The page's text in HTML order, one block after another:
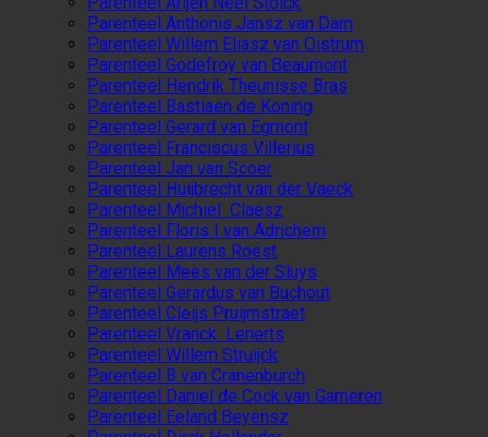
Parenteel Anthonis Jansz van Dam
Parenteel Willem Eliasz van Oistrum
Parenteel Godefroy van Beaumont
Parenteel Hendrik Theunisse Bras
Parenteel Bastiaen de Koning
Parenteel Gerard van Egmont
Parenteel Franciscus Villerius
Parenteel Jan van Scoer
Parenteel Huijbrecht van der Vaeck
Parenteel Michiel Claesz
Parenteel Floris I van Adrichem
Parenteel Laurens Roest
Parenteel Mees van der Sluys
Parenteel Gerardus van Buchout
Parenteel Cleijs Pruijmstraet
Parenteel Vranck Lenerts
Parenteel Willem Struijck
Parenteel B van Cranenburch
Parenteel Daniel de Cock van Gameren
Parenteel Eeland Beyensz